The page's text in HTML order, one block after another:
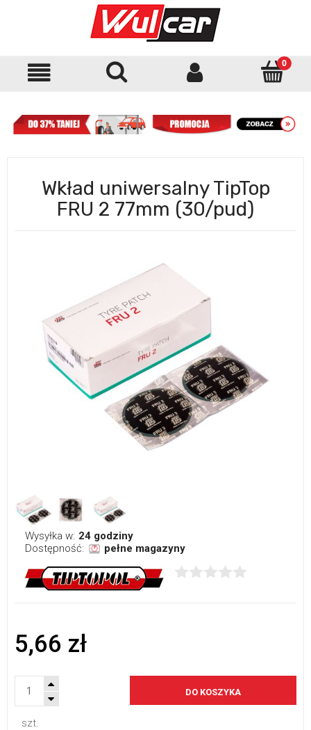
Wkład uniwersalny TipTop
FRU 2 77mm (30/pud)
Wysyłka w: 24 godziny
Dostępność:
pełne magazyny
5,66 zł
szt.
DO KOSZYKA